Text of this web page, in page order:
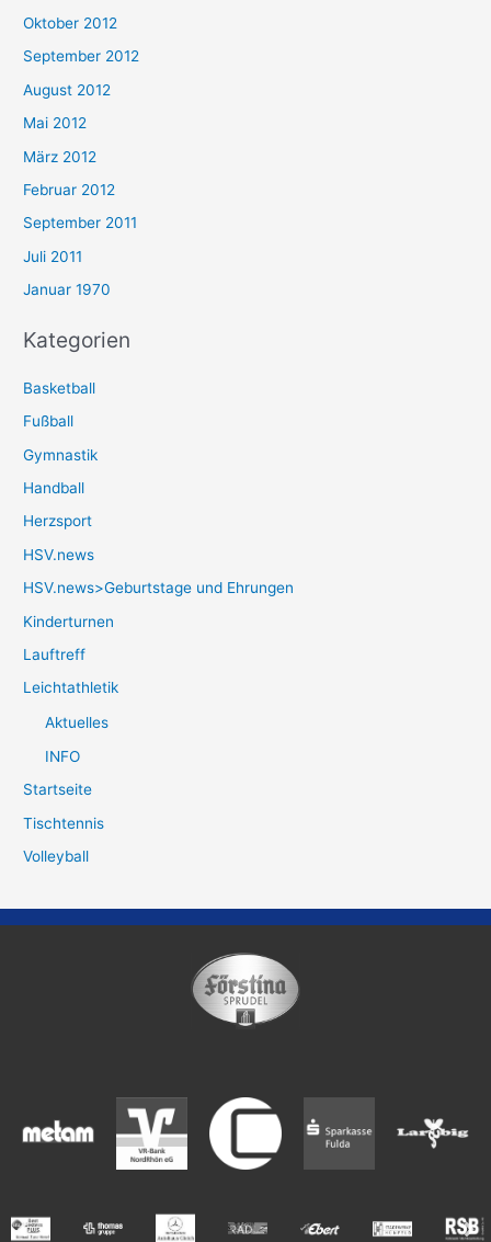
Oktober 2012
September 2012
August 2012
Mai 2012
März 2012
Februar 2012
September 2011
Juli 2011
Januar 1970
Kategorien
Basketball
Fußball
Gymnastik
Handball
Herzsport
HSV.news
HSV.news>Geburtstage und Ehrungen
Kinderturnen
Lauftreff
Leichtathletik
Aktuelles
INFO
Startseite
Tischtennis
Volleyball